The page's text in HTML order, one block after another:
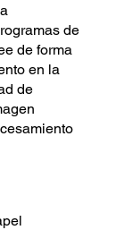
de
de forma
en la
de